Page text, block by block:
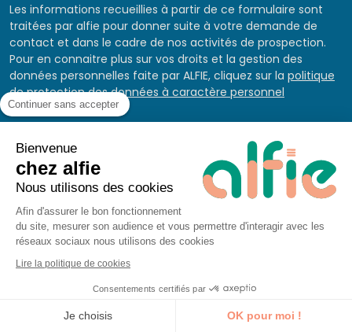
Les informations recueillies à partir de ce formulaire sont
traitées par alfie pour donner suite à votre demande de
contact et dans le cadre de nos activités de prospection.
Pour en connaitre plus sur vos droits et la gestion des
données personnelles faite par ALFIE, cliquez sur la politique
de protection des données à caractère personnel
Les autres formations
similaires
Continuer sans accepter
Bienvenue
chez alfie
Nous utilisons des cookies
Afin d'assurer le bon fonctionnement
du site, mesurer son audience et vous permettre d'interagir avec les
réseaux sociaux nous utilisons des cookies
Lire la politique de cookies
Consentements certifiés par
Je choisis OK pour moi !